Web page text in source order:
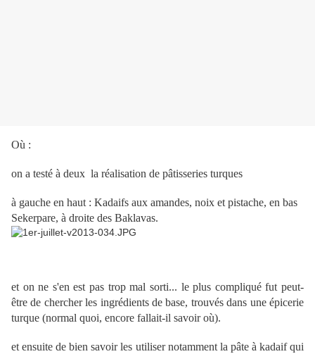
Où :
on a testé à deux la réalisation de pâtisseries turques
à gauche en haut : Kadaifs aux amandes, noix et pistache, en bas
Sekerpare, à droite des Baklavas.
et on ne s'en est pas trop mal sorti... le plus compliqué fut peut-
être de chercher les ingrédients de base, trouvés dans une épicerie
turque (normal quoi, encore fallait-il savoir où).
et ensuite de bien savoir les utiliser notamment la pâte à kadaif qui